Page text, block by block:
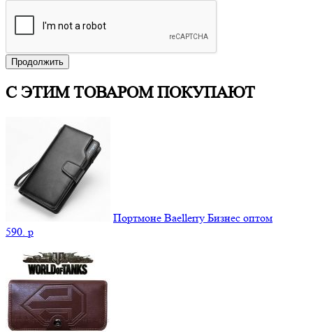
Продолжить
С ЭТИМ ТОВАРОМ ПОКУПАЮТ
Портмоне Baellerry Бизнес оптом
590. p